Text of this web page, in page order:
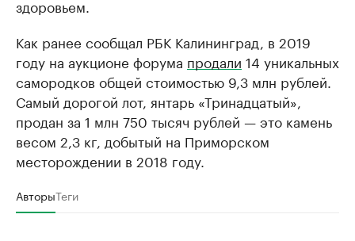
здоровьем.
Как ранее сообщал РБК Калининград, в 2019
году на аукционе форума продали 14 уникальных
самородков общей стоимостью 9,3 млн рублей.
Самый дорогой лот, янтарь «Тринадцатый»,
продан за 1 млн 750 тысяч рублей — это камень
весом 2,3 кг, добытый на Приморском
месторождении в 2018 году.
АвторыТеги